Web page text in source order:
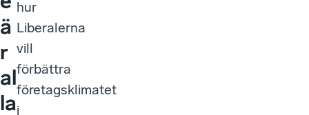
ä
r
al
la
hur
Liberalerna
vill
förbättra
företagsklimatet
i